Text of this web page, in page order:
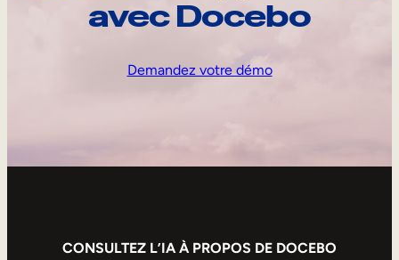
avec Docebo
Demandez votre démo
CONSULTEZ L’IA À PROPOS DE DOCEBO